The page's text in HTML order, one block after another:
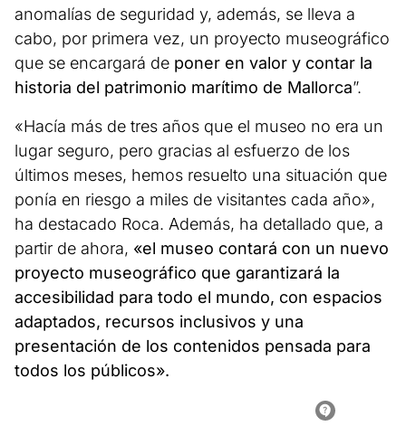
anomalías de seguridad y, además, se lleva a
cabo, por primera vez, un proyecto museográfico
que se encargará de poner en valor y contar la
historia del patrimonio marítimo de Mallorca”.
«Hacía más de tres años que el museo no era un
lugar seguro, pero gracias al esfuerzo de los
últimos meses, hemos resuelto una situación que
ponía en riesgo a miles de visitantes cada año»,
ha destacado Roca. Además, ha detallado que, a
partir de ahora, «el museo contará con un nuevo
proyecto museográfico que garantizará la
accesibilidad para todo el mundo, con espacios
adaptados, recursos inclusivos y una
presentación de los contenidos pensada para
todos los públicos».